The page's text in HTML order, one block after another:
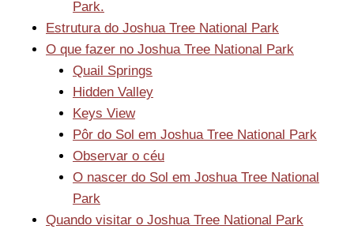
Park.
Estrutura do Joshua Tree National Park
O que fazer no Joshua Tree National Park
Quail Springs
Hidden Valley
Keys View
Pôr do Sol em Joshua Tree National Park
Observar o céu
O nascer do Sol em Joshua Tree National
Park
Quando visitar o Joshua Tree National Park